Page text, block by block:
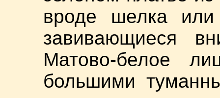
вроде шелка
завивающиеся
Матово-белое
большими